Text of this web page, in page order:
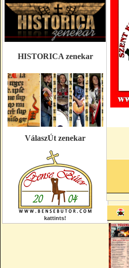
HISTORICA zenekar
VálaszÚt zenekar
kattints!